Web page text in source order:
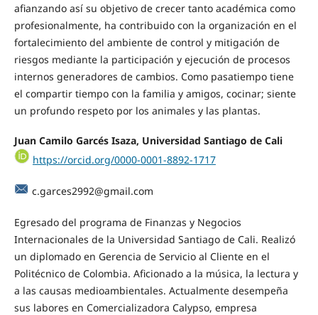
afianzando así su objetivo de crecer tanto académica como
profesionalmente, ha contribuido con la organización en el
fortalecimiento del ambiente de control y mitigación de
riesgos mediante la participación y ejecución de procesos
internos generadores de cambios. Como pasatiempo tiene
el compartir tiempo con la familia y amigos, cocinar; siente
un profundo respeto por los animales y las plantas.
Juan Camilo Garcés Isaza, Universidad Santiago de Cali
https://orcid.org/0000-0001-8892-1717
c.garces2992@gmail.com
Egresado del programa de Finanzas y Negocios
Internacionales de la Universidad Santiago de Cali. Realizó
un diplomado en Gerencia de Servicio al Cliente en el
Politécnico de Colombia. Aficionado a la música, la lectura y
a las causas medioambientales. Actualmente desempeña
sus labores en Comercializadora Calypso, empresa